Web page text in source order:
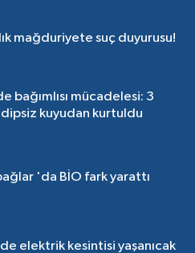
mağduriyete suç duyurusu!
bağımlısı mücadelesi: 3
kuyudan kurtuldu
'da BİO fark yarattı
elektrik kesintisi yaşanıcak